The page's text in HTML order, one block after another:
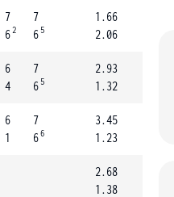
7
62
7
6 5
1.66
2.06
6
4
7
6 5
2.93
1.32
6
1
7
66
3.45
1.23
2.68
1.38